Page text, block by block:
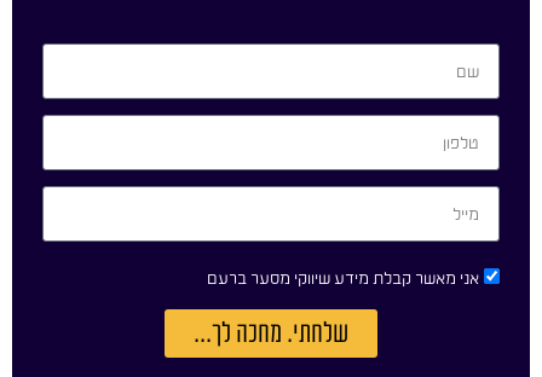
אני מאשר קבלת מידע שיווקי מסער ברעם
שלחתי. מחכה לך...